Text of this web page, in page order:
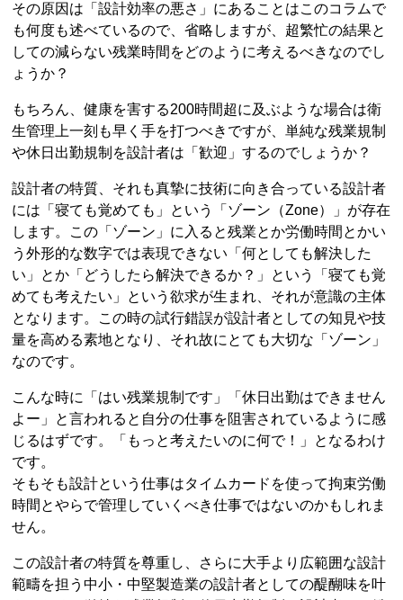
その原因は「設計効率の悪さ」にあることはこのコラムで
も何度も述べているので、省略しますが、超繁忙の結果と
しての減らない残業時間をどのように考えるべきなのでし
ょうか？
もちろん、健康を害する200時間超に及ぶような場合は衛
生管理上一刻も早く手を打つべきですが、単純な残業規制
や休日出勤規制を設計者は「歓迎」するのでしょうか？
設計者の特質、それも真摯に技術に向き合っている設計者
には「寝ても覚めても」という「ゾーン（Zone）」が存在
します。この「ゾーン」に入ると残業とか労働時間とかい
う外形的な数字では表現できない「何としても解決した
い」とか「どうしたら解決できるか？」という「寝ても覚
めても考えたい」という欲求が生まれ、それが意識の主体
となります。この時の試行錯誤が設計者としての知見や技
量を高める素地となり、それ故にとても大切な「ゾーン」
なのです。
こんな時に「はい残業規制です」「休日出勤はできません
よー」と言われると自分の仕事を阻害されているように感
じるはずです。「もっと考えたいのに何で！」となるわけ
です。
そもそも設計という仕事はタイムカードを使って拘束労働
時間とやらで管理していくべき仕事ではないのかもしれま
せん。
この設計者の特質を尊重し、さらに大手より広範囲な設計
範疇を担う中小・中堅製造業の設計者としての醍醐味を叶